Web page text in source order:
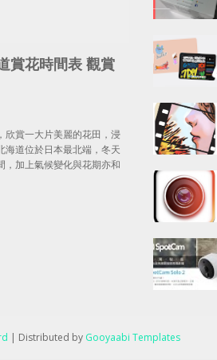
賞花時間表 觀賞
欣賞一大片美麗的花田，浸
海道位於日本最北端，冬天
，加上氣候變化與花期亦和
| Distributed by Gooyaabi Templates